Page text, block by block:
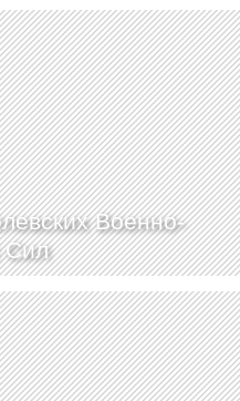
Военно-
Сил